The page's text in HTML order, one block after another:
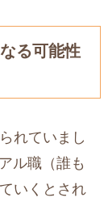
る可能性
れていまし
ル職（誰も
いくとされ